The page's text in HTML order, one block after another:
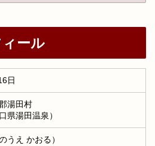
ール
日
湯田村
県湯田温泉）
うえ かおる）